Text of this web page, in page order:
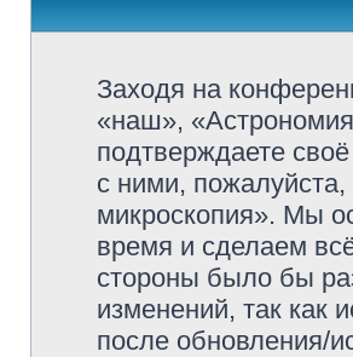
Заходя на
«наш»,
подтверждаете
с ними,
микроскопия». Мы
время и сделаем
стороны было бы
изменений, так как
после обновления/